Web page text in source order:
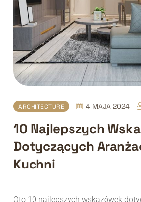
ARCHITECTURE 4 MAJA 2024
10 Najlepszych
Dotyczących
Kuchni
Oto 10 najlepszych wskazówek